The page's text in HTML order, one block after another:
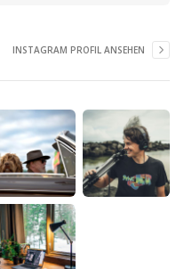
INSTAGRAM PROFIL ANSEHEN